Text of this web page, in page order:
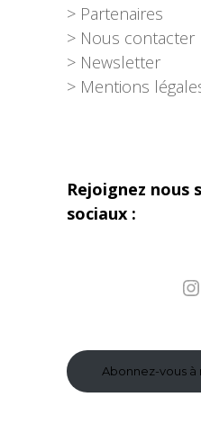
> Partenaires
> Nous contacter
> Newsletter
> Mentions
Rejoignez nous
sociaux :
Instagram
Abonnez-vous